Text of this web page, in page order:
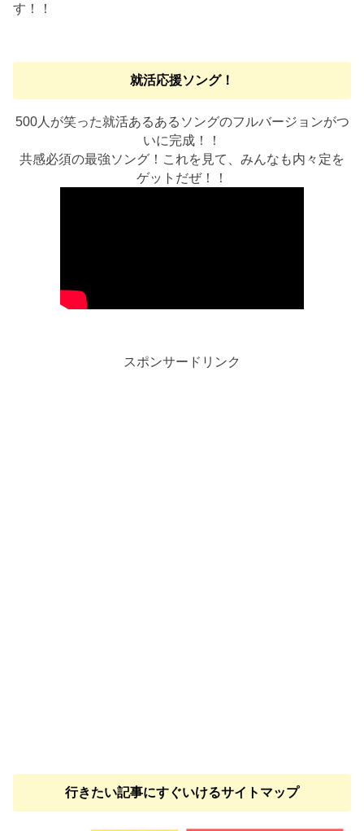
す！！
就活応援ソング！
500人が笑った就活あるあるソングのフルバージョンがつ
いに完成！！
共感必須の最強ソング！これを見て、みんなも内々定を
ゲットだぜ！！
スポンサードリンク
行きたい記事にすぐいけるサイトマップ